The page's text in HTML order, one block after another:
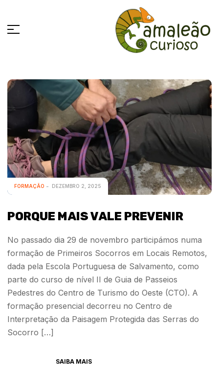
FORMAÇÃO DEZEMBRO 2, 2025
PORQUE MAIS VALE PREVENIR
No passado dia 29 de novembro participámos numa
formação de Primeiros Socorros em Locais Remotos,
dada pela Escola Portuguesa de Salvamento, como
parte do curso de nível II de Guia de Passeios
Pedestres do Centro de Turismo do Oeste (CTO). A
formação presencial decorreu no Centro de
Interpretação da Paisagem Protegida das Serras do
Socorro […]